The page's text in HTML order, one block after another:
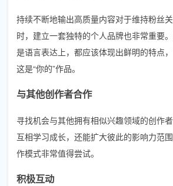
持续不断地输出高质量内容对于维持粉丝
时，建立一套独特的个人品牌也非常重要
是语言表达上，都应该体现出鲜明的特点
这是“你的”作品。
与其他创作者合作
寻找机会与其他拥有相似兴趣领域的创作
互相学习成长，还能扩大彼此的影响力范
作模式非常值得尝试。
积极互动